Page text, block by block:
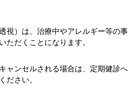
視）は、治療中やアレルギー等の事
ただくことになります。
ャンセルされる場合は、定期健診へ
ださい。